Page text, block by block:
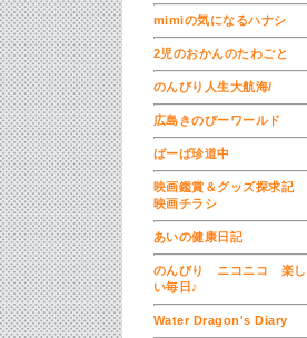
mimiの気になるハナシ
2児のおかんのたわごと
のんびり人生大航海/
広島きのぴーワールド
ばーば珍道中
映画鑑賞＆グッズ探求記
映画チラシ
あいの健康日記
のんびり ニコニコ 楽し
い毎日♪
Water Dragon's Diary